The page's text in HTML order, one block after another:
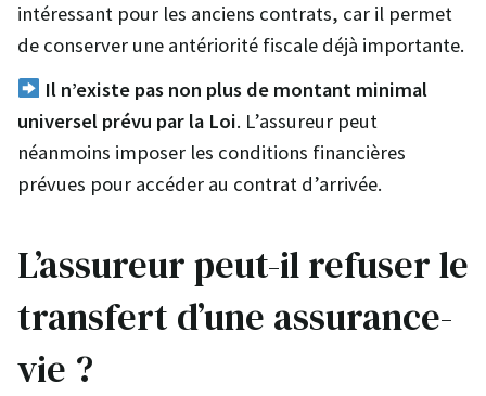
intéressant pour les anciens contrats, car il permet
de conserver une antériorité fiscale déjà importante.
Il n’existe pas non plus de montant minimal
universel prévu par la Loi. L’assureur peut
néanmoins imposer les conditions financières
prévues pour accéder au contrat d’arrivée.
L’assureur peut-il refuser le
transfert d’une assurance-
vie ?